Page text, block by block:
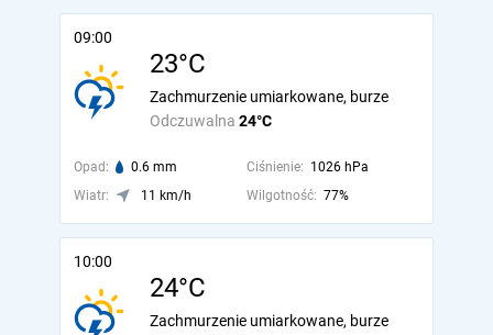
09:00
23°C
Odczuwalna 24°C
Zachmurzenie umiarkowane, burze
Opad: 0.6 mm Ciśnienie: 1026 hPa
Wiatr:
11 km/h Wilgotność: 77%
10:00
24°C
Zachmurzenie umiarkowane, burze